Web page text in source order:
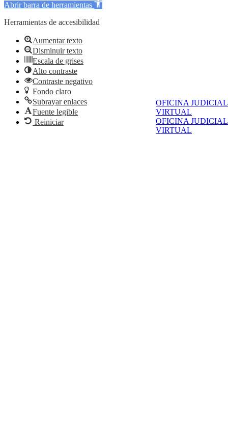
OFICINA JUDICIAL
VIRTUAL
OFICINA JUDICIAL
VIRTUAL
Abrir barra de herramientas
Herramientas de accesibilidad
Aumentar texto
Disminuir texto
Escala de grises
Alto contraste
Contraste negativo
Fondo claro
Subrayar enlaces
Fuente legible
Reiniciar